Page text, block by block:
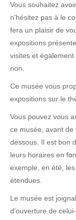
Vous souhaitez
n'hésitez pas à le
fera un plaisir de
expositions
visites et
non.
Ce musée vous
expositions sur le
Vous pouvez vous
ce musée, avant de
dessous. Il est bon
leurs horaires en
exemple, en été,
étendues.
Le musée est
d'ouverture de